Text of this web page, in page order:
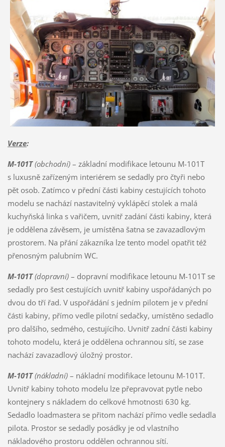
Verze:
M-101T(obchodní)– základní modifikace letounu M-101T
s luxusně zařízeným interiérem se sedadly pro čtyři nebo
pět osob. Zatímco v přední části kabiny cestujících tohoto
modelu se nachází nastavitelný vyklápěcí stolek a malá
kuchyňská linka s vařičem, uvnitř zadání části kabiny, která
je oddělena závěsem, je umístěna šatna se zavazadlovým
prostorem. Na přání zákazníka lze tento model opatřit též
přenosným palubním WC.
M-101T(dopravní)– dopravní modifikace letounu M-101T se
sedadly pro šest cestujících uvnitř kabiny uspořádaných po
dvou do tří řad. V uspořádání s jedním pilotem je v přední
části kabiny, přímo vedle pilotní sedačky, umístěno sedadlo
pro dalšího, sedmého, cestujícího. Uvnitř zadní části kabiny
tohoto modelu, která je oddělena ochrannou sítí, se zase
nachází zavazadlový úložný prostor.
M-101T(nákladní)– nákladní modifikace letounu M-101T.
Uvnitř kabiny tohoto modelu lze přepravovat pytle nebo
kontejnery s nákladem do celkové hmotnosti 630 kg.
Sedadlo loadmastera se přitom nachází přímo vedle sedadla
pilota. Prostor se sedadly posádky je od vlastního
nákladového prostoru oddělen ochrannou sítí.